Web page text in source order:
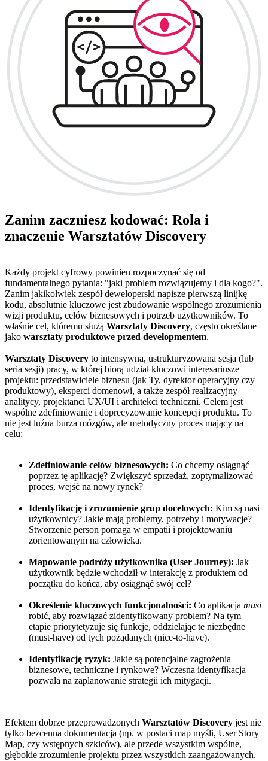
Zanim zaczniesz kodować: Rola i
znaczenie Warsztatów Discovery
Każdy projekt cyfrowy powinien rozpoczynać się od
fundamentalnego pytania: "jaki problem rozwiązujemy i dla kogo?".
Zanim jakikolwiek zespół deweloperski napisze pierwszą linijkę
kodu, absolutnie kluczowe jest zbudowanie wspólnego zrozumienia
wizji produktu, celów biznesowych i potrzeb użytkowników. To
właśnie cel, któremu służą Warsztaty Discovery, często określane
jako warsztaty produktowe przed developmentem.
Warsztaty Discovery to intensywna, ustrukturyzowana sesja (lub
seria sesji) pracy, w której biorą udział kluczowi interesariusze
projektu: przedstawiciele biznesu (jak Ty, dyrektor operacyjny czy
produktowy), eksperci domenowi, a także zespół realizacyjny –
analitycy, projektanci UX/UI i architekci techniczni. Celem jest
wspólne zdefiniowanie i doprecyzowanie koncepcji produktu. To
nie jest luźna burza mózgów, ale metodyczny proces mający na
celu:
Zdefiniowanie celów biznesowych: Co chcemy osiągnąć
poprzez tę aplikację? Zwiększyć sprzedaż, zoptymalizować
proces, wejść na nowy rynek?
Identyfikację i zrozumienie grup docelowych: Kim są nasi
użytkownicy? Jakie mają problemy, potrzeby i motywacje?
Stworzenie person pomaga w empatii i projektowaniu
zorientowanym na człowieka.
Mapowanie podróży użytkownika (User Journey): Jak
użytkownik będzie wchodził w interakcję z produktem od
początku do końca, aby osiągnąć swój cel?
Określenie kluczowych funkcjonalności: Co aplikacja musi
robić, aby rozwiązać zidentyfikowany problem? Na tym
etapie priorytetyzuje się funkcje, oddzielając te niezbędne
(must-have) od tych pożądanych (nice-to-have).
Identyfikację ryzyk: Jakie są potencjalne zagrożenia
biznesowe, techniczne i rynkowe? Wczesna identyfikacja
pozwala na zaplanowanie strategii ich mitygacji.
Efektem dobrze przeprowadzonych Warsztatów Discovery jest nie
tylko bezcenna dokumentacja (np. w postaci map myśli, User Story
Map, czy wstępnych szkiców), ale przede wszystkim wspólne,
głębokie zrozumienie projektu przez wszystkich zaangażowanych.